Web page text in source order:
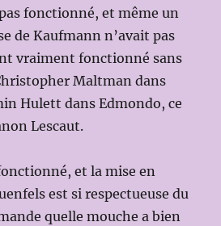
fonctionné, et même un
de Kaufmann n’avait pas
vraiment fonctionné sans
Maltman dans
Hulett dans Edmondo, ce
Lescaut.
et la mise en
est si respectueuse du
quelle mouche a bien